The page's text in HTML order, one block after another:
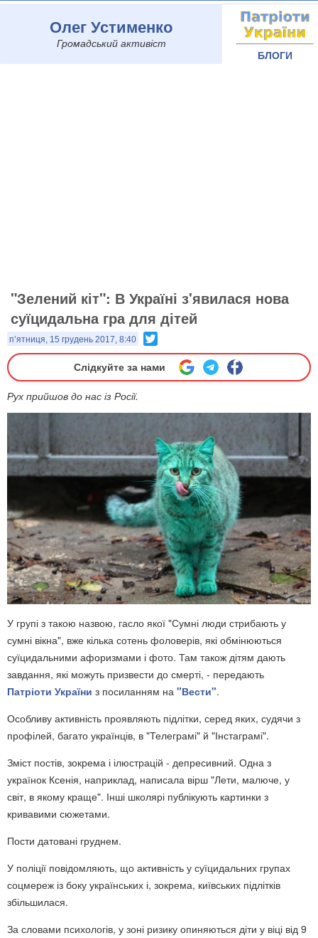
Олег Устименко
Громадський активіст
БЛОГИ
"Зелений кіт": В Україні з'явилася нова
суїцидальна гра для дітей
п’ятниця, 15 грудень 2017, 8:40
Слідкуйте за нами
Рух прийшов до нас із Росії.
У групі з такою назвою, гасло якої "Сумні люди стрибають у
сумні вікна", вже кілька сотень фоловерів, які обмінюються
суїцидальними афоризмами і фото. Там також дітям дають
завдання, які можуть призвести до смерті, - передають
Патріоти України з посиланням на "Вести".
Особливу активність проявляють підлітки, серед яких, судячи з
профілей, багато українців, в "Телеграмі" й "Інстаграмі".
Зміст постів, зокрема і ілюстрацій - депресивний. Одна з
українок Ксенія, наприклад, написала вірш "Лети, малюче, у
світ, в якому краще". Інші школярі публікують картинки з
кривавими сюжетами.
Пости датовані груднем.
У поліції повідомляють, що активність у суїцидальних групах
соцмереж із боку українських і, зокрема, київських підлітків
збільшилася.
За словами психологів, у зоні ризику опиняються діти у віці від 9